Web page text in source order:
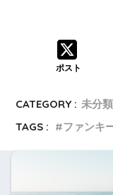
ポスト
CATEGORY : 未分類
TAGS :
ファンキ